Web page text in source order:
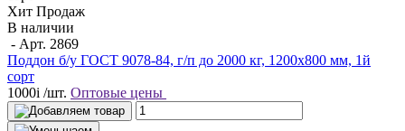
Хит Продаж
В наличии
- Арт. 2869
Поддон б/у ГОСТ 9078-84, г/п до 2000 кг, 1200х800 мм, 1й
сорт
1000i /шт. Оптовые цены